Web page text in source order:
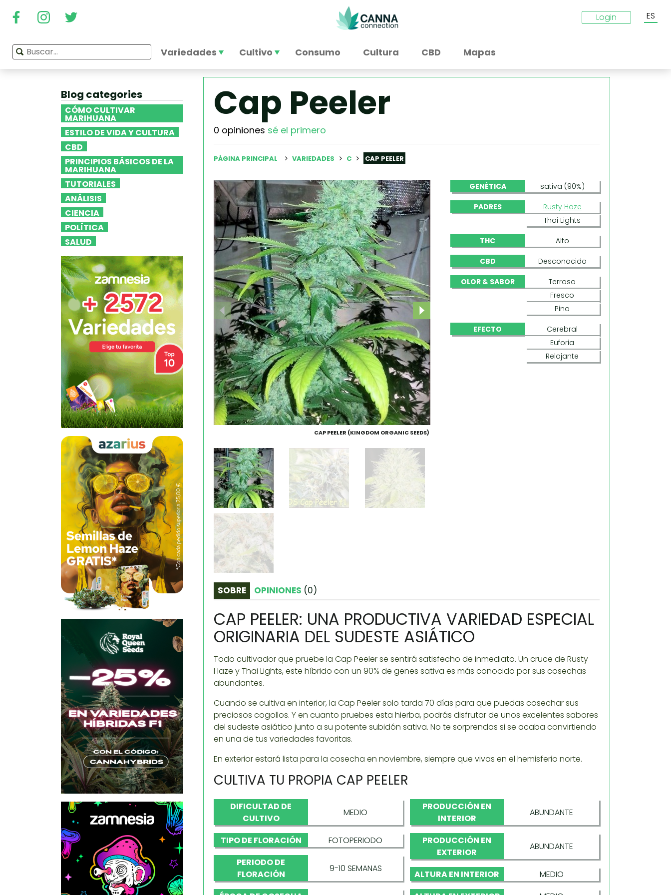
Login ES
Variedades Cultivo Consumo Cultura CBD Mapas
Blog categories
CÓMO CULTIVAR
MARIHUANA
ESTILO DE VIDA Y CULTURA
CBD
PRINCIPIOS BÁSICOS DE LA
MARIHUANA
TUTORIALES
ANÁLISIS
CIENCIA
POLÍTICA
SALUD
Cap Peeler
0 opiniones sé el primero
PÁGINA PRINCIPAL VARIEDADES C CAP PEELER
CAP PEELER (KINGDOM ORGANIC SEEDS)
GENÉTICA sativa (90%)
PADRES
Rusty Haze
Thai Lights
THC Alto
CBD Desconocido
OLOR & SABOR
Terroso
Fresco
Pino
EFECTO
Cerebral
Euforia
Relajante
SOBRE OPINIONES (0)
CAP PEELER: UNA PRODUCTIVA VARIEDAD ESPECIAL
ORIGINARIA DEL SUDESTE ASIÁTICO
Todo cultivador que pruebe la Cap Peeler se sentirá satisfecho de inmediato. Un cruce de Rusty
Haze y Thai Lights, este híbrido con un 90% de genes sativa es más conocido por sus cosechas
abundantes.
Cuando se cultiva en interior, la Cap Peeler solo tarda 70 días para que puedas cosechar sus
preciosos cogollos. Y en cuanto pruebes esta hierba, podrás disfrutar de unos excelentes sabores
del sudeste asiático junto a su potente subidón sativa. No te sorprendas si se acaba convirtiendo
en una de tus variedades favoritas.
En exterior estará lista para la cosecha en noviembre, siempre que vivas en el hemisferio norte.
CULTIVA TU PROPIA CAP PEELER
DIFICULTAD DE
CULTIVO
MEDIO
TIPO DE FLORACIÓN
FOTOPERIODO
PERIODO DE
FLORACIÓN
9-10 SEMANAS
PRODUCCIÓN EN
INTERIOR
ABUNDANTE
PRODUCCIÓN EN
EXTERIOR
ABUNDANTE
ALTURA EN INTERIOR
MEDIO